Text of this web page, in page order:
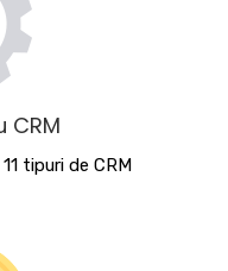
CRM
tipuri de CRM